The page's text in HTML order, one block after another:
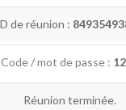
de réunion :
Code / mot de passe :
Réunion terminée.